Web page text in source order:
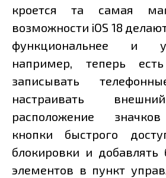
кроется та самая
возможности iOS 18
функциональнее и
например, теперь
записывать
настраивать
расположение
кнопки быстрого
блокировки и добавлять
элементов в пункт